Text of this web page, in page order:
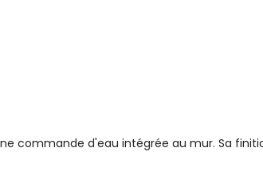
commande d'eau intégrée au mur. Sa